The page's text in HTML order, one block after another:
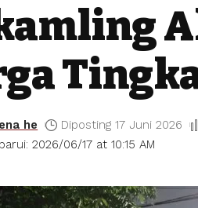
2026/06/17 at 10:15 AM
he Diposting 17 Juni 2026